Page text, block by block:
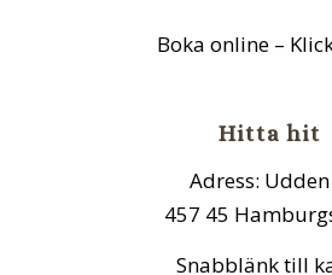
Boka online –
Hitta hit
Adress: Udden
457 45
Snabblänk till